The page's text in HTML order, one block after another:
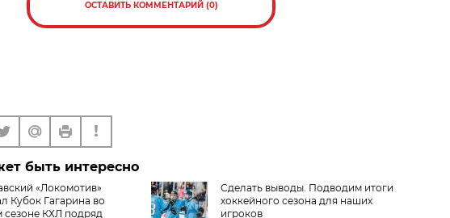
ОСТАВИТЬ КОММЕНТАРИЙ (0)
быть интересно
«Локомотив»
Кубок Гагарина во
сезоне КХЛ подряд
Сделать выводы. Подводим итоги
хоккейного сезона для наших
игроков